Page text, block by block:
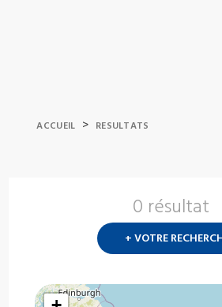
ACCUEIL > RESULTATS
0 résultat
+ VOTRE